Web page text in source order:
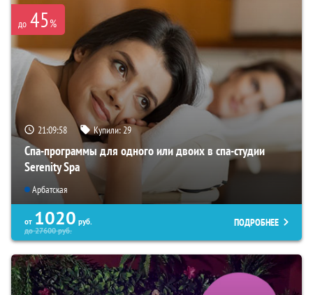
до 45%
21:09:57 Купили:29
Спа-программы для одного или двоих в спа-студии
Serenity Spa
Арбатская
от 1020 руб.
до27600руб.
ПОДРОБНЕЕ